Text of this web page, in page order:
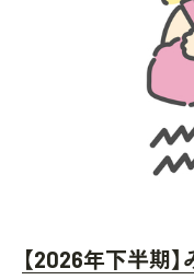
【2026年下半期